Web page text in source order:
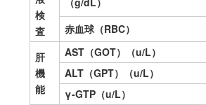
検
査
赤血球（RBC）
肝
機
能
AST（GOT） （u/L）
ALT（GPT）
（u/L）
γ-GTP（u/L）